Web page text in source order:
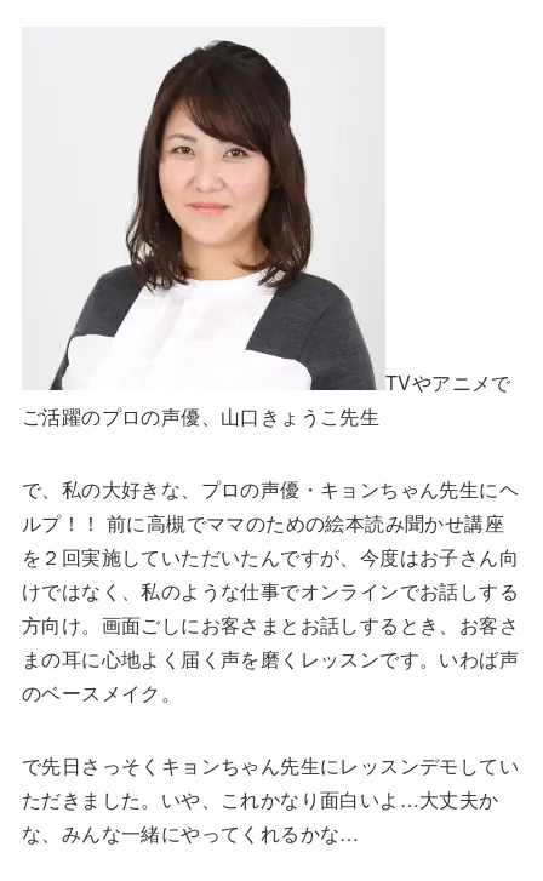
TVやアニメで
ご活躍のプロの声優、山口きょうこ先生
で、私の大好きな、プロの声優・キョンちゃん先生にヘ
ルプ！！ 前に高槻でママのための絵本読み聞かせ講座
を２回実施していただいたんですが、今度はお子さん向
けではなく、私のような仕事でオンラインでお話しする
方向け。画面ごしにお客さまとお話しするとき、お客さ
まの耳に心地よく届く声を磨くレッスンです。いわば声
のベースメイク。
で先日さっそくキョンちゃん先生にレッスンデモしてい
ただきました。いや、これかなり面白いよ…大丈夫か
な、みんな一緒にやってくれるかな…